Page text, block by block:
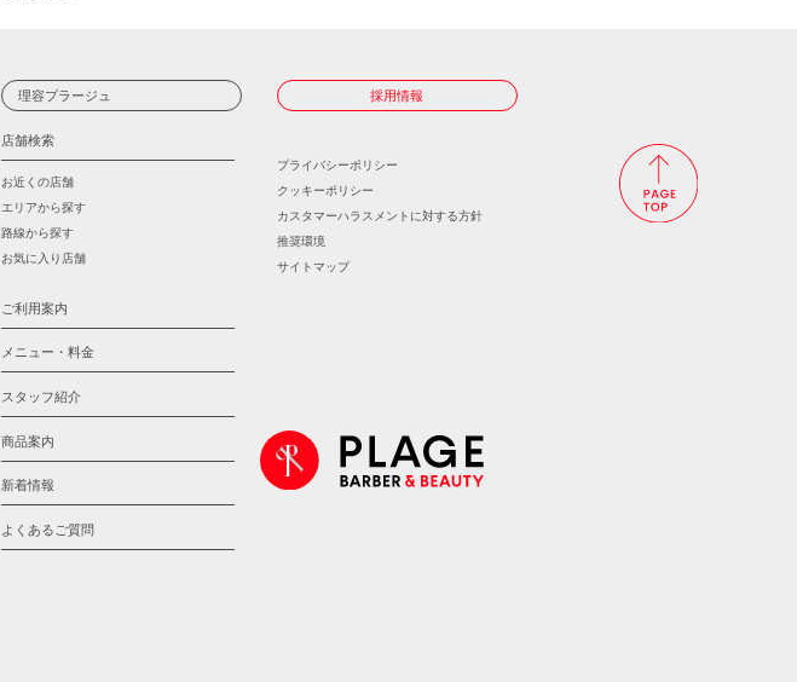
理容プラージュ
店舗検索
お近くの店舗
エリアから探す
路線から探す
お気に入り店舗
ご利用案内
メニュー・料金
スタッフ紹介
商品案内
新着情報
よくあるご質問
採用情報
プライバシーポリシー
クッキーポリシー
カスタマーハラスメントに対する方針
推奨環境
サイトマップ